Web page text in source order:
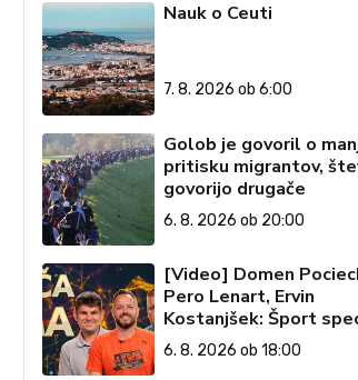
Nauk o Ceuti
7. 8. 2026 ob 6:00
Golob je govoril o
pritisku migrantov,
govorijo drugače
6. 8. 2026 ob 20:00
[Video] Domen
Pero Lenart, Ervin
Kostanjšek: Šport
(Vroča tema, 6. 8. 2026)
6. 8. 2026 ob 18:00